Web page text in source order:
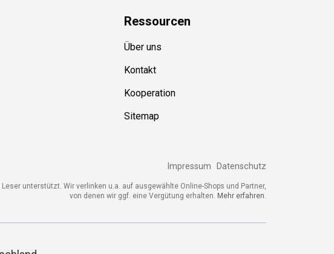
unterstützt. Wir verlinken u.a. auf ausgewählte Online-Shops und Partner,